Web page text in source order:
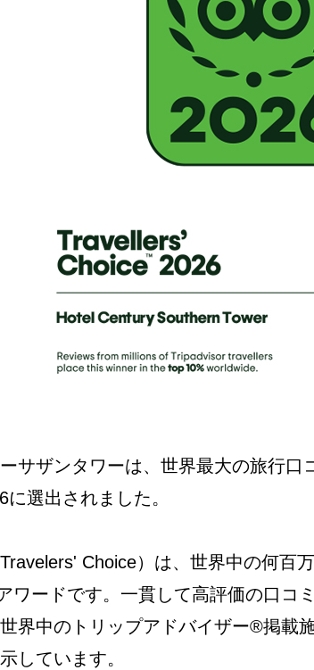
サザンタワーは、世界最大の旅行
選出されました。
Choice）は、世界中の何百
ワードです。一貫して高評価の口コ
界中のトリップアドバイザー®掲載
しています。